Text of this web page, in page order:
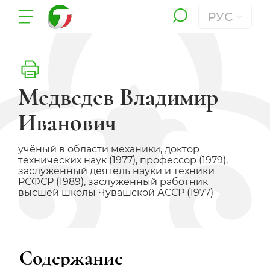
РУС
Медведев Владимир
Иванович
учёный в области механики, доктор
технических наук (1977), профессор (1979),
заслуженный деятель науки и техники
РСФСР (1989), заслуженный работник
высшей школы Чувашской АССР (1977)
Содержание